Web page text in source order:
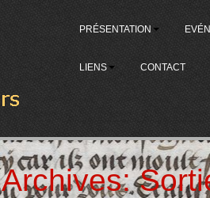
PRÉSENTATION
LIENS CONTACT